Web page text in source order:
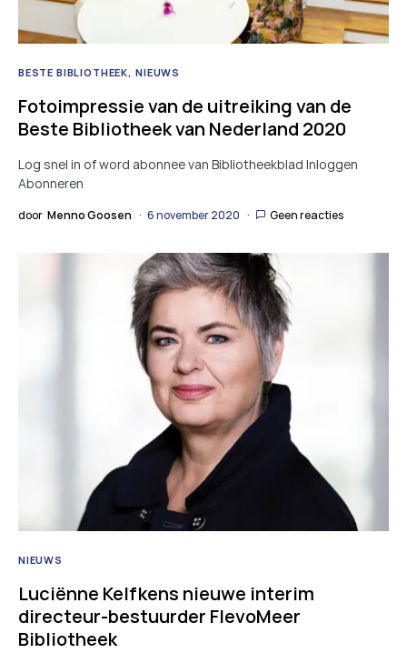
BESTE BIBLIOTHEEK NIEUWS
Fotoimpressie van de uitreiking van de
Beste Bibliotheek van Nederland 2020
Log snel in of word abonnee van Bibliotheekblad Inloggen
Abonneren
door Menno Goosen 6 november 2020 Geen reacties
NIEUWS
Luciënne Kelfkens nieuwe interim
directeur-bestuurder FlevoMeer
Bibliotheek